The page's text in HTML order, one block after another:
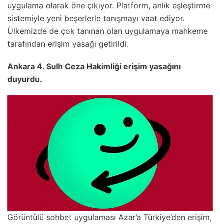
uygulama olarak öne çıkıyor. Platform, anlık eşleştirme
sistemiyle yeni beşerlerle tanışmayı vaat ediyor.
Ülkemizde de çok tanınan olan uygulamaya mahkeme
tarafından erişim yasağı getirildi.
Ankara 4. Sulh Ceza Hakimliği erişim yasağını
duyurdu.
Görüntülü sohbet uygulaması Azar’a Türkiye’den erişim,